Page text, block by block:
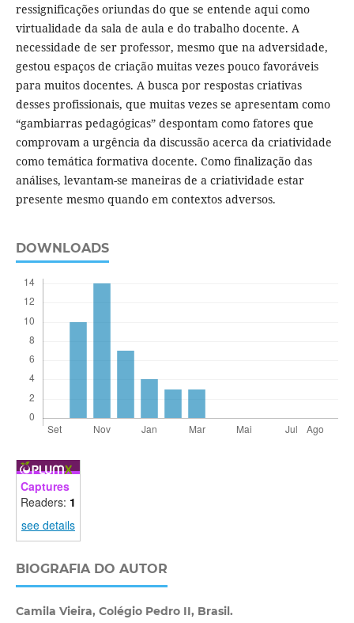
ressignificações oriundas do que se entende aqui como
virtualidade da sala de aula e do trabalho docente. A
necessidade de ser professor, mesmo que na adversidade,
gestou espaços de criação muitas vezes pouco favoráveis
para muitos docentes. A busca por respostas criativas
desses profissionais, que muitas vezes se apresentam como
“gambiarras pedagógicas” despontam como fatores que
comprovam a urgência da discussão acerca da criatividade
como temática formativa docente. Como finalização das
análises, levantam-se maneiras de a criatividade estar
presente mesmo quando em contextos adversos.
DOWNLOADS
Captures
Readers: 1
see details
BIOGRAFIA DO AUTOR
Camila Vieira, Colégio Pedro II, Brasil.